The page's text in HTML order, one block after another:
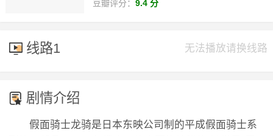
豆瓣评分： 9.4 分
线路1 无法播放请换线路
剧情介绍
假面骑士龙骑是日本东映公司制的平成假面骑士系